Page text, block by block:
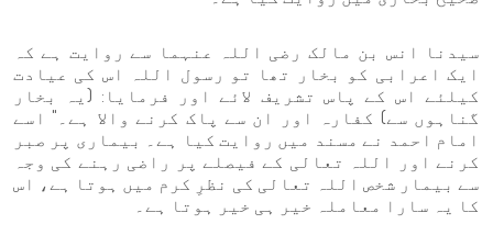
سیدنا انس بن مالک رضی اللہ عنہما سے روایت ہے کہ
ایک اعرابی کو بخار تھا تو رسول اللہ اس کی عیادت
کیلئے اس کے پاس تشریف لائے اور فرمایا: (یہ بخار
گناہوں سے) کفارہ اور ان سے پاک کرنے والا ہے۔" اسے
امام احمد نے مسند میں روایت کیا ہے۔ بیماری پر صبر
کرنے اور اللہ تعالی کے فیصلے پر راضی رہنے کی وجہ
سے بیمار شخص اللہ تعالی کی نظرِ کرم میں ہوتا ہے، اس
کا یہ سارا معاملہ خیر ہی خیر ہوتا ہے۔